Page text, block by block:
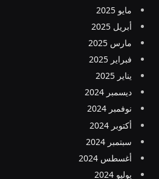
مايو 2025
أبريل 2025
مارس 2025
فبراير 2025
يناير 2025
ديسمبر 2024
نوفمبر 2024
أكتوبر 2024
سبتمبر 2024
أغسطس 2024
يوليو 2024